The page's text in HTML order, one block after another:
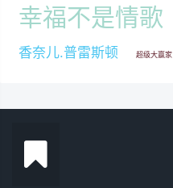
幸福不是情歌
香奈儿.普雷斯顿 超级大赢家